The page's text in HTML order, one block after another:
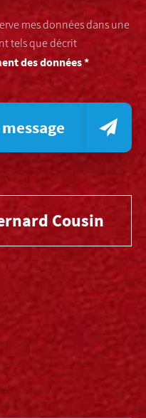
mes données dans une
tels que décrit
des données *
Cousin